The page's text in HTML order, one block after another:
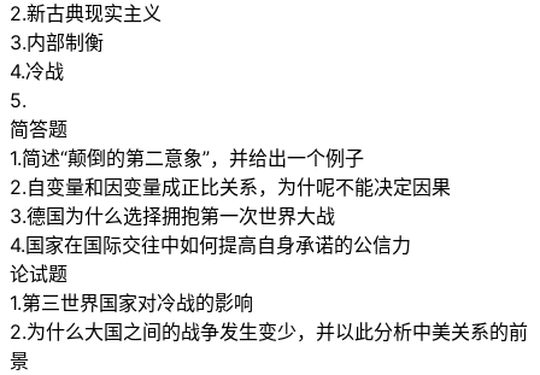
2.新古典现实主义
3.内部制衡
4.冷战
5.
简答题
1.简述“颠倒的第二意象”，并给出一个例子
2.自变量和因变量成正比关系，为什呢不能决定因果
3.德国为什么选择拥抱第一次世界大战
4.国家在国际交往中如何提高自身承诺的公信力
论试题
1.第三世界国家对冷战的影响
2.为什么大国之间的战争发生变少，并以此分析中美关系的前
景